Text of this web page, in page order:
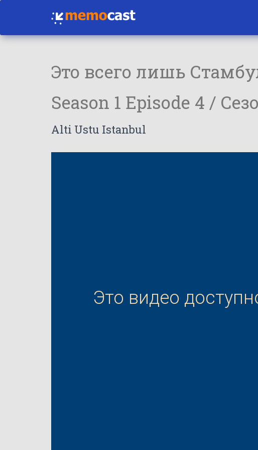
Это всего лишь
Season 1 Episode 4 /
Alti Ustu Istanbul
Это видео